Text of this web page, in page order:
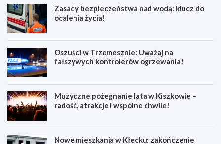
Zasady bezpieczeństwa nad wodą: klucz do
ocalenia życia!
Oszuści w Trzemesznie: Uważaj na
fałszywych kontrolerów ogrzewania!
Muzyczne pożegnanie lata w Kiszkowie –
radość, atrakcje i wspólne chwile!
Nowe mieszkania w Kłecku: zakończenie